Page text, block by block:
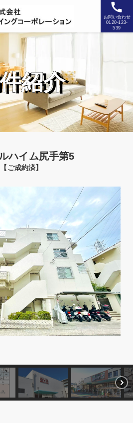
お問い合わせ
0120-123-
539
紹介
ハイム尻手第5
【ご成約済】